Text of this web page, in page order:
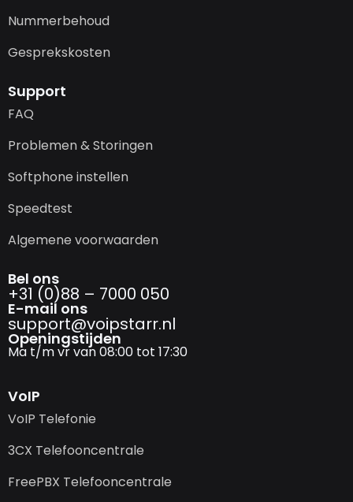
Nummerbehoud
Gesprekskosten
Support
FAQ
Problemen & Storingen
Softphone instellen
Speedtest
Algemene voorwaarden
Bel ons
+31 (0)88 – 7000 050
E-mail ons
support@­voipstarr.nl
Openingstijden
Ma t/m vr van 08:00 tot 17:30
VoIP
VoIP Telefonie
3CX Telefooncentrale
FreePBX Telefooncentrale